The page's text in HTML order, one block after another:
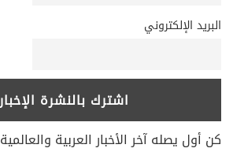
البريد الإلكتروني
كن أول يصله آخر الأخبار العربية والعالمية